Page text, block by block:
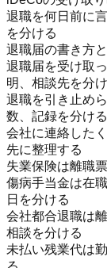
退職を何日前に
を分ける
退職届の書き方
退職届を受け取
明、相談先を分
退職を引き止め
数、記録を分ける
会社に連絡した
先に整理する
失業保険は離職
傷病手当金は在
日を分ける
会社都合退職は
相談を分ける
未払い残業代は